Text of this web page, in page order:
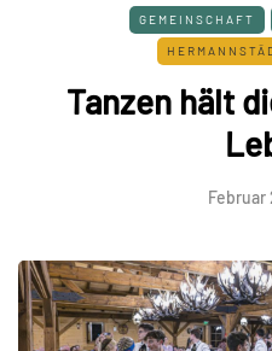
GEMEINSCHAFT
Tanzen hält
Februar